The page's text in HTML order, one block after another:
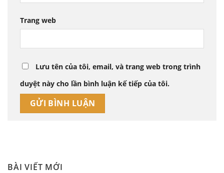
Trang web
Lưu tên của tôi, email, và trang web trong trình
duyệt này cho lần bình luận kế tiếp của tôi.
BÀI VIẾT MỚI